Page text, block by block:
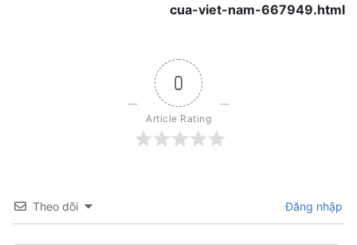
cua-viet-nam-667949.html
0
Article Rating
Theo dõi Đăng nhập